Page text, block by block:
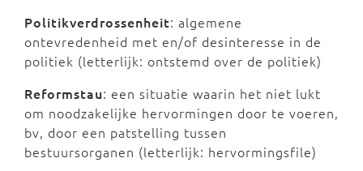
Politikverdrossenheit: algemene
ontevredenheid met en/of desinteresse in de
politiek (letterlijk: ontstemd over de politiek)
Reformstau: een situatie waarin het niet lukt
om noodzakelijke hervormingen door te voeren,
bv, door een patstelling tussen
bestuursorganen (letterlijk: hervormingsfile)